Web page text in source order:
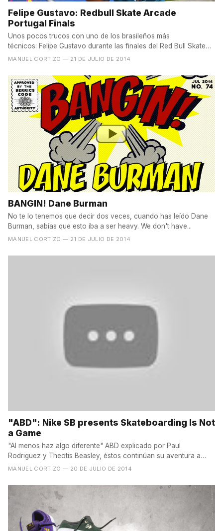
Felipe Gustavo: Redbull Skate Arcade
Portugal Finals
Unos pocos trucos con uno de los brasileños más
técnicos: Felipe Gustavo durante las finales del Red Bull Skate
Arcade...
MANUEL CORTIZO — 21 DE JULIO DE 2014
BANGIN! Dane Burman
No te lo tenemos que decir dos veces, cuando has leído Dane
Burman, sabías que esto iba a ser heavy. We don't have...
MANUEL CORTIZO — 21 DE JULIO DE 2014
"ABD": Nike SB presents Skateboarding Is Not
a Game
"Al menos haz algo diferente" ABD explicado por Paul
Rodriguez y Theotis Beasley, éstos continúan su aventura a
través...
MANUEL CORTIZO — 20 DE JULIO DE 2014